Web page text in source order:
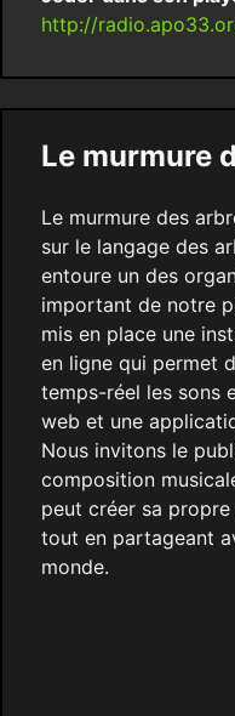
http://
Le murmure
Le murmure des
sur le langage des
entoure un des
important de notre
mis en place une
en ligne qui permet
temps-réel les sons
web et une
Nous invitons le
composition
peut créer sa
tout en partageant
monde.